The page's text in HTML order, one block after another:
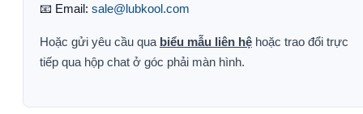
📧 Email: sale@lubkool.com
Hoặc gửi yêu cầu qua biểu mẫu liên hệ hoặc trao đổi trực
tiếp qua hộp chat ở góc phải màn hình.